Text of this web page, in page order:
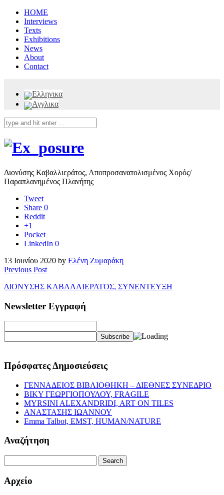
HOME
Interviews
Texts
Exhibitions
News
About
Contact
Διονύσης Καβαλλιεράτος, Αποπροσανατολισμένος Χορός/
Παραπλανημένος Πλανήτης
Tweet
Share 0
Reddit
+1
Pocket
LinkedIn 0
13 Ιουνίου 2020 by Ελένη Ζυμαράκη
Previous Post
ΔΙΟΝΥΣΗΣ ΚΑΒΑΛΛΙΕΡΑΤΟΣ, ΣΥΝΕΝΤΕΥΞΗ
Newsletter Εγγραφή
Πρόσφατες Δημοσιεύσεις
ΓΕΝΝΑΔΕΙΟΣ ΒΙΒΛΙΟΘΗΚΗ – ΔΙΕΘΝΕΣ ΣΥΝΕΔΡΙΟ
ΒΙΚΥ ΓΕΩΡΓΙΟΠΟΥΛΟΥ, FRAGILE
MYRSINI ALEXANDRIDI, ART ON TILES
ΑΝΑΣΤΑΣΗΣ ΙΩΑΝΝΟΥ
Emma Talbot, EMST, HUMAN/NATURE
Αναζήτηση
for:
Αρχείο